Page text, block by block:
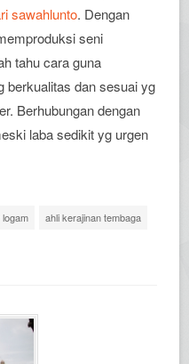
sawahlunto. Dengan
seni
tahu cara guna
berkualitas dan sesuai yg
Berhubungan dengan
laba sedikit yg urgen
logam ahli kerajinan tembaga